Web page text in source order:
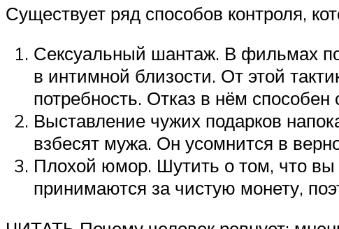
Существует ряд способов контроля,
Сексуальный шантаж. В фильмах
в интимной близости. От этой
потребность. Отказ в нём
Выставление чужих подарков
взбесят мужа. Он усомнится в
Плохой юмор. Шутить о том, что вы
принимаются за чистую монету,